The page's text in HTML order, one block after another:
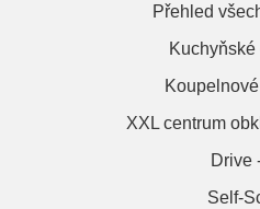
Přehled
Kuchyňské
XXL centrum
Drive
Self-